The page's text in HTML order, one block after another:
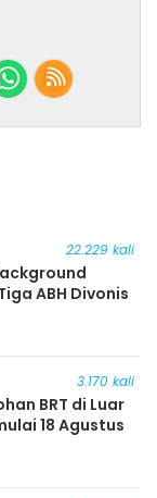
22.229 kali
ABH Divonis
3.170 kali
BRT di Luar
18 Agustus